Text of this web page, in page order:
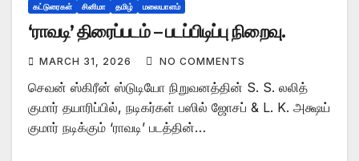
கட்டுரைகள் சினிமா தமிழ் மலையாளம்
‘ராவடி’ திரைப்படம் – படப்பிடிப்பு நிறைவு.
MARCH 31, 2026 NO COMMENTS
செவன் ஸ்கிரீன் ஸ்டுடியோ நிறுவனத்தின் S. S. லலித்
குமார் தயாரிப்பில், நடிகர்கள் பஸில் ஜோசப் & L. K. அக்ஷய்
குமார் நடிக்கும் ‘ராவடி’ படத்தின்…